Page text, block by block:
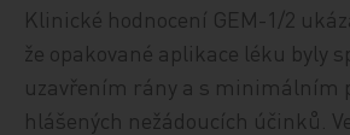
Klinické hodnocení GEM-1/2
že opakované aplikace léku byly
uzavřením rány a s minimálním
hlášených nežádoucích účinků.